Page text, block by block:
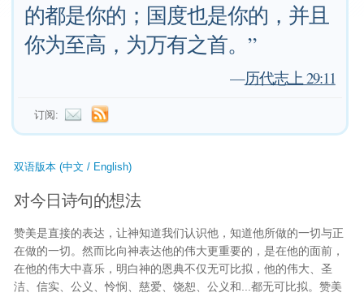
的都是你的；国度也是你的，并且
你为至高，为万有之首。”
—历代志上 29:11
订阅:
双语版本 (中文 / English)
对今日诗句的想法
赞美是直接的表达，让神知道我们认识他，知道他所做的一切与正
在做的一切。然而比向神表达他的伟大更重要的，是在他的面前，
在他的伟大中喜乐，明白神的恩典不仅无可比拟，他的伟大、圣
洁、信实、公义、怜悯、慈爱、饶恕、公义和...都无可比拟。赞美